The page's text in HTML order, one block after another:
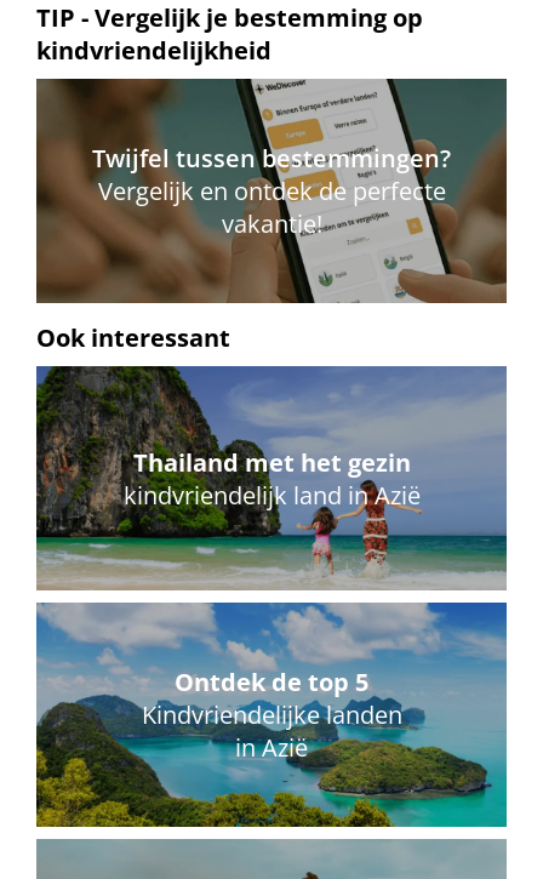
TIP - Vergelijk je bestemming op
kindvriendelijkheid
Twijfel tussen bestemmingen?
Vergelijk en ontdek de perfecte
vakantie!
Ook interessant
Thailand met het gezin
kindvriendelijk land in Azië
Ontdek de top 5
Kindvriendelijke landen
in Azië